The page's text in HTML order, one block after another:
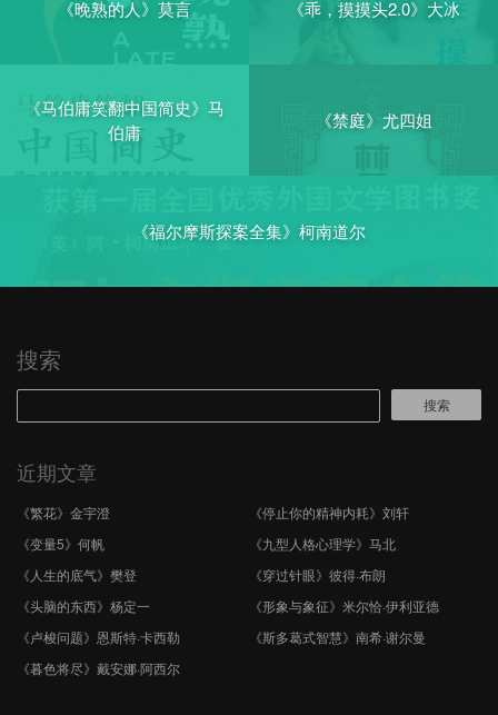
《晚熟的人》莫言 《乖，摸摸头2.0》大冰
《马伯庸笑翻中国简史》马
伯庸
《禁庭》尤四姐
《福尔摩斯探案全集》柯南道尔
搜索
搜索
近期文章
《繁花》金宇澄
《停止你的精神内耗》刘轩
《变量5》何帆
《九型人格心理学》马北
《人生的底气》樊登
《穿过针眼》彼得·布朗
《头脑的东西》杨定一
《形象与象征》米尔恰·伊利亚德
《卢梭问题》恩斯特·卡西勒
《斯多葛式智慧》南希·谢尔曼
《暮色将尽》戴安娜·阿西尔